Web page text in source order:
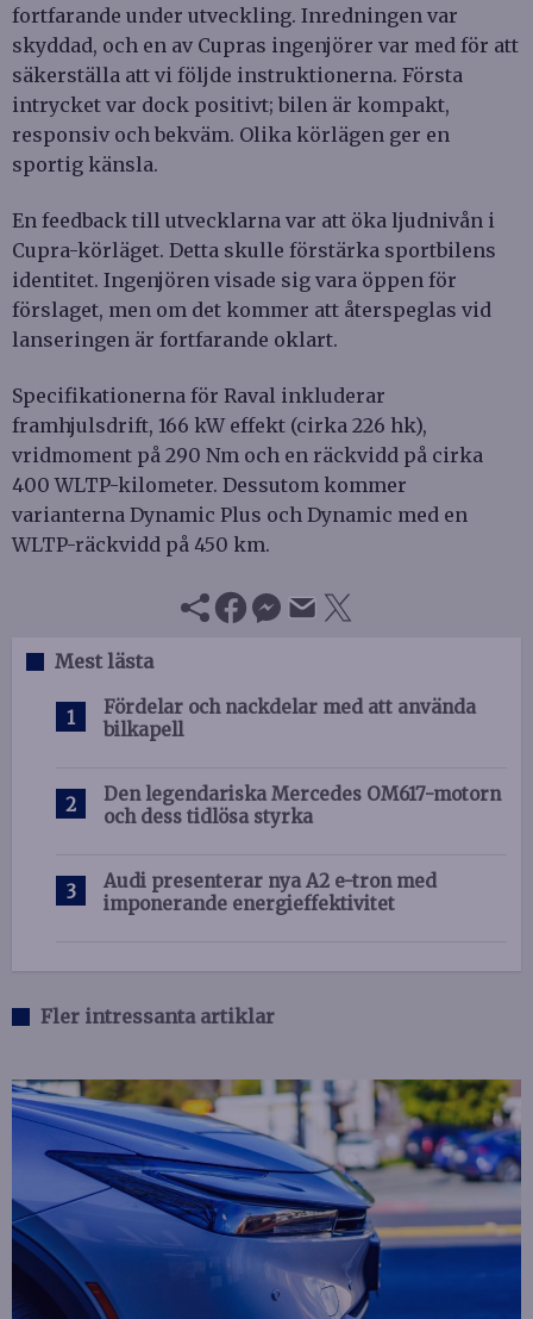
fortfarande under utveckling. Inredningen var
skyddad, och en av Cupras ingenjörer var med för att
säkerställa att vi följde instruktionerna. Första
intrycket var dock positivt; bilen är kompakt,
responsiv och bekväm. Olika körlägen ger en
sportig känsla.
En feedback till utvecklarna var att öka ljudnivån i
Cupra-körläget. Detta skulle förstärka sportbilens
identitet. Ingenjören visade sig vara öppen för
förslaget, men om det kommer att återspeglas vid
lanseringen är fortfarande oklart.
Specifikationerna för Raval inkluderar
framhjulsdrift, 166 kW effekt (cirka 226 hk),
vridmoment på 290 Nm och en räckvidd på cirka
400 WLTP-kilometer. Dessutom kommer
varianterna Dynamic Plus och Dynamic med en
WLTP-räckvidd på 450 km.
Mest lästa
Fördelar och nackdelar med att använda
bilkapell
Den legendariska Mercedes OM617-motorn
och dess tidlösa styrka
Audi presenterar nya A2 e-tron med
imponerande energieffektivitet
Fler intressanta artiklar